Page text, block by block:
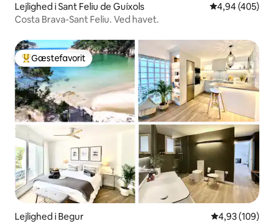
Lejlighed i Sant Feliu de Guíxols 4,94 ud af 5 i
4,94 (405)
Costa Brava-Sant Feliu. Ved havet.
Bedste gæstefavorit
Gæstefavorit
Lejlighed i Begur 4,93 ud af 5 i
4,93 (109)